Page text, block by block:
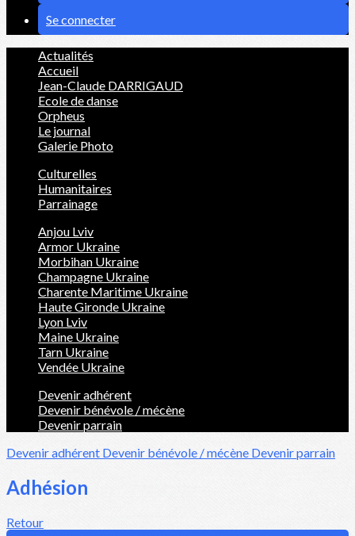
Se connecter
Actualités
Accueil
Jean-Claude DARRIGAUD
Ecole de danse
Orpheus
Le journal
Galerie Photo
Culturelles
Humanitaires
Parrainage
Anjou Lviv
Armor Ukraine
Morbihan Ukraine
Champagne Ukraine
Charente Maritime Ukraine
Haute Gironde Ukraine
Lyon Lviv
Maine Ukraine
Tarn Ukraine
Vendée Ukraine
Devenir adhérent
Devenir bénévole / mécène
Devenir parrain
Devenir adhérent Devenir bénévole / mécène Devenir parrain
Adhésion
Retour